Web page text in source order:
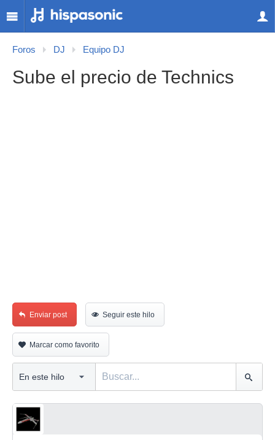
Foros DJ Equipo DJ
Sube el precio de Technics
Enviar post Seguir este hilo
Marcar como favorito